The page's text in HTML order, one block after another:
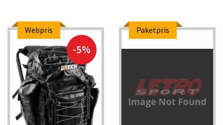
Webpris
-5%
Paketpris